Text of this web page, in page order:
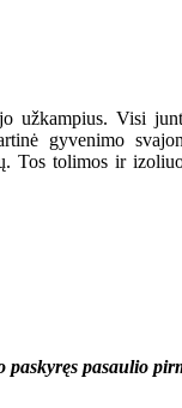
Visi
gyvenimo
tolimos ir
pasaulio